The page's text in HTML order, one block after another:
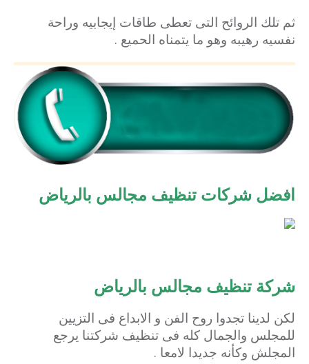
ثم تلك الروائح التى تعطى طاقات إيجابيه وراحة
نفسيه رهيبه وهو ما يتمناه الحميع .
افضل شركات تنظيف مجالس بالرياض
شركة تنظيف مجالس بالرياض
لكن لدينا تجدوا روح الفن و الابداع فى التزيين
للمجلس والجمال كله فى تنظيف شركتنا يرجع
المجلش وكأنه جديدا لامعا .